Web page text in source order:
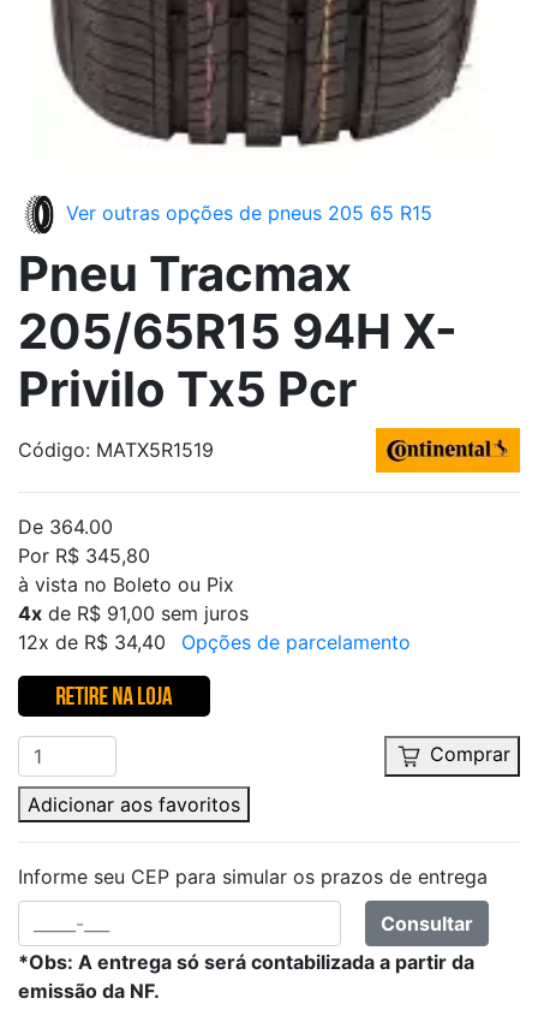
Ver outras opções de pneus 205 65 R15
Pneu Tracmax
205/65R15 94H X-
Privilo Tx5 Pcr
Código: MATX5R1519
De 364.00
Por R$ 345,80
à vista no Boleto ou Pix
4x de R$ 91,00 sem juros
12x de R$ 34,40
Opções de parcelamento
Comprar
Adicionar aos favoritos
Informe seu CEP para simular os prazos de entrega
Consultar
*Obs: A entrega só será contabilizada a partir da
emissão da NF.